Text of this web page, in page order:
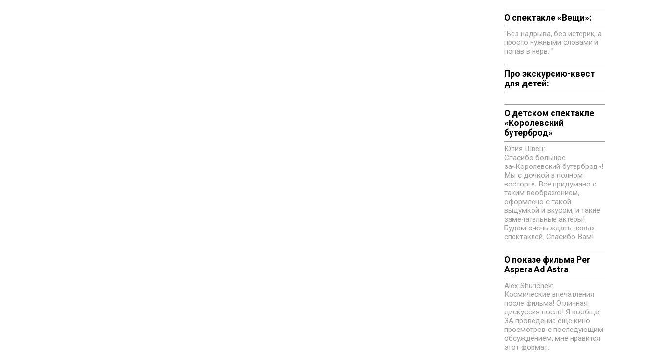
О спектакле «Вещи»:
"Без надрыва, без истерик, а
просто нужными словами и
попав в нерв. "
Про экскурсию-квест
для детей:
О детском спектакле
«‎Королевский
бутерброд»
Юлия Швец:
Спасибо большое
за«‎Королевский бутерброд»!
Мы с дочкой в полном
восторге. Все придумано с
таким воображением,
оформлено с такой
выдумкой и вкусом, и такие
замечательные актеры!
Будем очень ждать новых
спектаклей. Спасибо Вам!
О показе фильма Per
Aspera Ad Astra
Alex Shurichek:
Космические впечатления
после фильма! Отличная
дискуссия после! Я вообще
ЗА проведение еще кино
просмотров с последующим
обсуждением, мне нравится
этот формат.